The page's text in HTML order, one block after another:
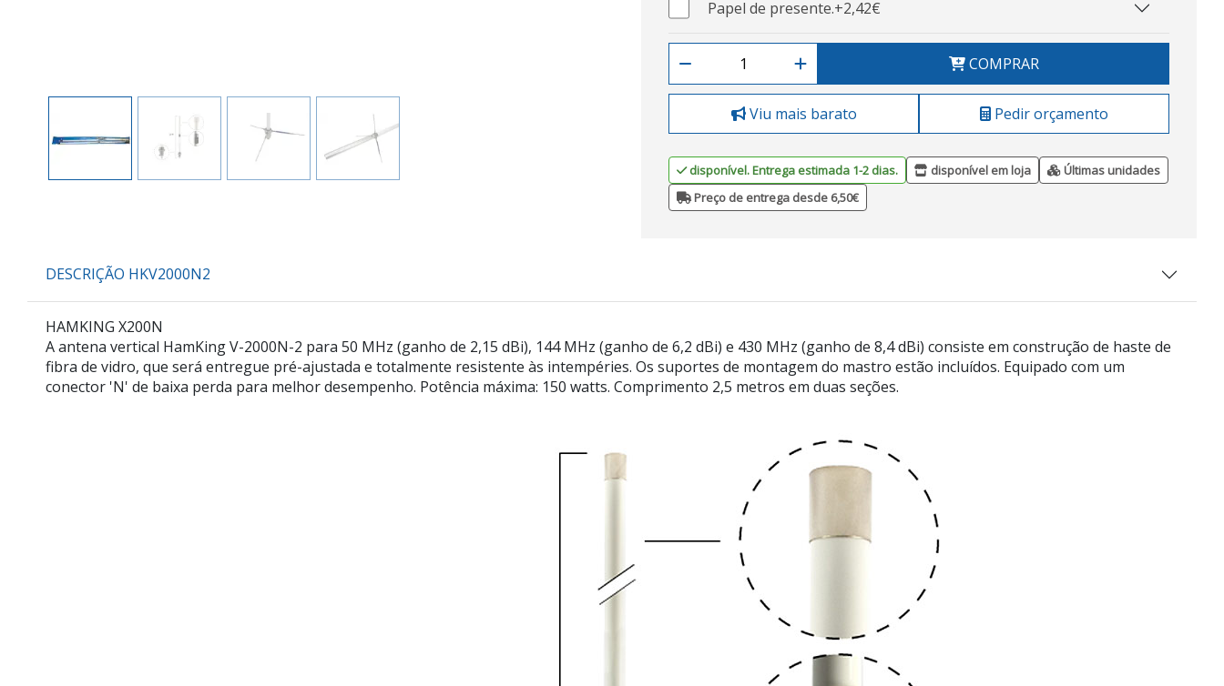
Papel de presente.+2,42€
COMPRAR
Viu mais barato Pedir orçamento
disponível. Entrega estimada 1-2 dias. disponível em loja
Últimas unidades
Preço de entrega desde 6,50€
DESCRIÇÃO HKV2000N2
HAMKING X200N
A antena vertical HamKing V-2000N-2 para 50 MHz (ganho de 2,15 dBi), 144 MHz (ganho de 6,2 dBi) e 430 MHz (ganho de 8,4 dBi) consiste em construção de haste de
fibra de vidro, que será entregue pré-ajustada e totalmente resistente às intempéries. Os suportes de montagem do mastro estão incluídos. Equipado com um
conector 'N' de baixa perda para melhor desempenho. Potência máxima: 150 watts. Comprimento 2,5 metros em duas seções.